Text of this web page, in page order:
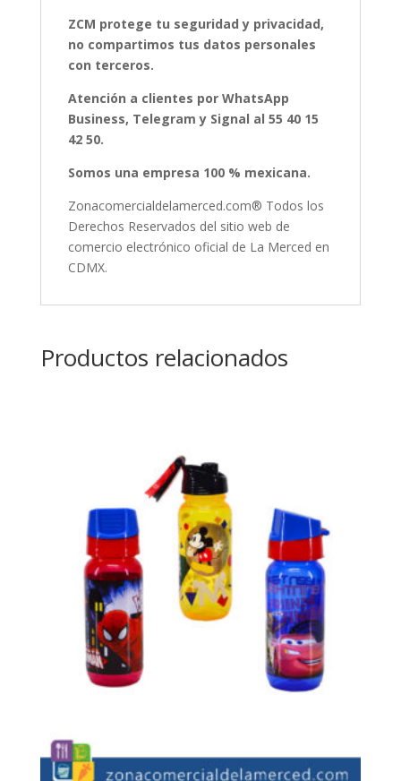
ZCM protege tu seguridad y privacidad,
no compartimos tus datos personales
con terceros.
Atención a clientes por WhatsApp
Business, Telegram y Signal al 55 40 15
42 50.
Somos una empresa 100 % mexicana.
Zonacomercialdelamerced.com® Todos los
Derechos Reservados del sitio web de
comercio electrónico oficial de La Merced en
CDMX.
Productos relacionados